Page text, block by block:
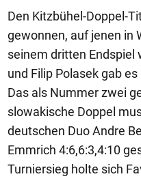
Den Kitzbühel-Doppel-
gewonnen, auf jenen in
seinem dritten Endspiel
und Filip Polasek gab
Das als Nummer zwei
slowakische Doppel
deutschen Duo Andre
Emmrich 4:6,6:3,4:10
Turniersieg holte sich